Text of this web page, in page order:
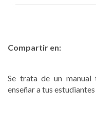
Compartir en:
Se trata de un
enseñar a tus